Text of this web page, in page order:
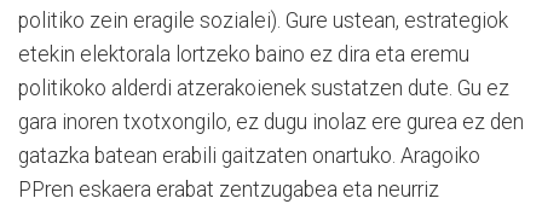
politiko zein eragile sozialei). Gure ustean, estrategiok
etekin elektorala lortzeko baino ez dira eta eremu
politikoko alderdi atzerakoienek sustatzen dute. Gu ez
gara inoren txotxongilo, ez dugu inolaz ere gurea ez den
gatazka batean erabili gaitzaten onartuko. Aragoiko
PPren eskaera erabat zentzugabea eta neurriz